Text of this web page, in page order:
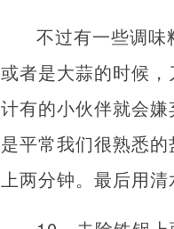
不过有一些调
或者是大蒜的时候
计有的小伙伴就会
是平常我们很熟悉
上两分钟。最后用